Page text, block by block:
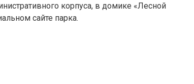
корпуса, в домике «Лесной
сайте парка.